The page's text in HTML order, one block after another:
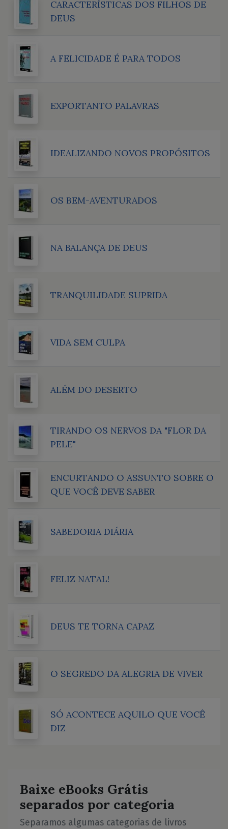
CARACTERÍSTICAS DOS FILHOS DE
DEUS
A FELICIDADE É PARA TODOS
EXPORTANTO PALAVRAS
IDEALIZANDO NOVOS PROPÓSITOS
OS BEM-AVENTURADOS
NA BALANÇA DE DEUS
TRANQUILIDADE SUPRIDA
VIDA SEM CULPA
ALÉM DO DESERTO
TIRANDO OS NERVOS DA "FLOR DA
PELE"
ENCURTANDO O ASSUNTO SOBRE O
QUE VOCÊ DEVE SABER
SABEDORIA DIÁRIA
FELIZ NATAL!
DEUS TE TORNA CAPAZ
O SEGREDO DA ALEGRIA DE VIVER
SÓ ACONTECE AQUILO QUE VOCÊ
DIZ
Baixe eBooks Grátis
separados por categoria
Separamos algumas categorias de livros